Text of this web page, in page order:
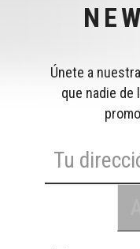
Únete a
que nadie de